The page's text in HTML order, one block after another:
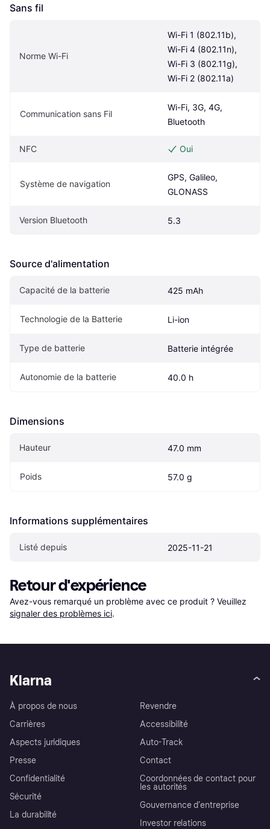
Sans fil
Norme Wi-Fi
Wi-Fi 1 (802.11b),
Wi-Fi 4 (802.11n),
Wi-Fi 3 (802.11g),
Wi-Fi 2 (802.11a)
Communication sans Fil
Wi-Fi, 3G, 4G,
Bluetooth
NFC Oui
Système de navigation
GPS, Galileo,
GLONASS
Version Bluetooth 5.3
Source d'alimentation
Capacité de la batterie 425 mAh
Technologie de la Batterie Li-ion
Type de batterie Batterie intégrée
Autonomie de la batterie 40.0 h
Dimensions
Hauteur 47.0 mm
Poids 57.0 g
Informations supplémentaires
Listé depuis 2025-11-21
Retour d'expérience
Avez-vous remarqué un problème avec ce produit ? Veuillez
signaler des problèmes ici.
Klarna
À propos de nous
Carrières
Aspects juridiques
Presse
Confidentialité
Sécurité
La durabilité
Revendre
Accessibilité
Auto-Track
Contact
Coordonnées de contact pour
les autorités
Gouvernance d’entreprise
Investor relations